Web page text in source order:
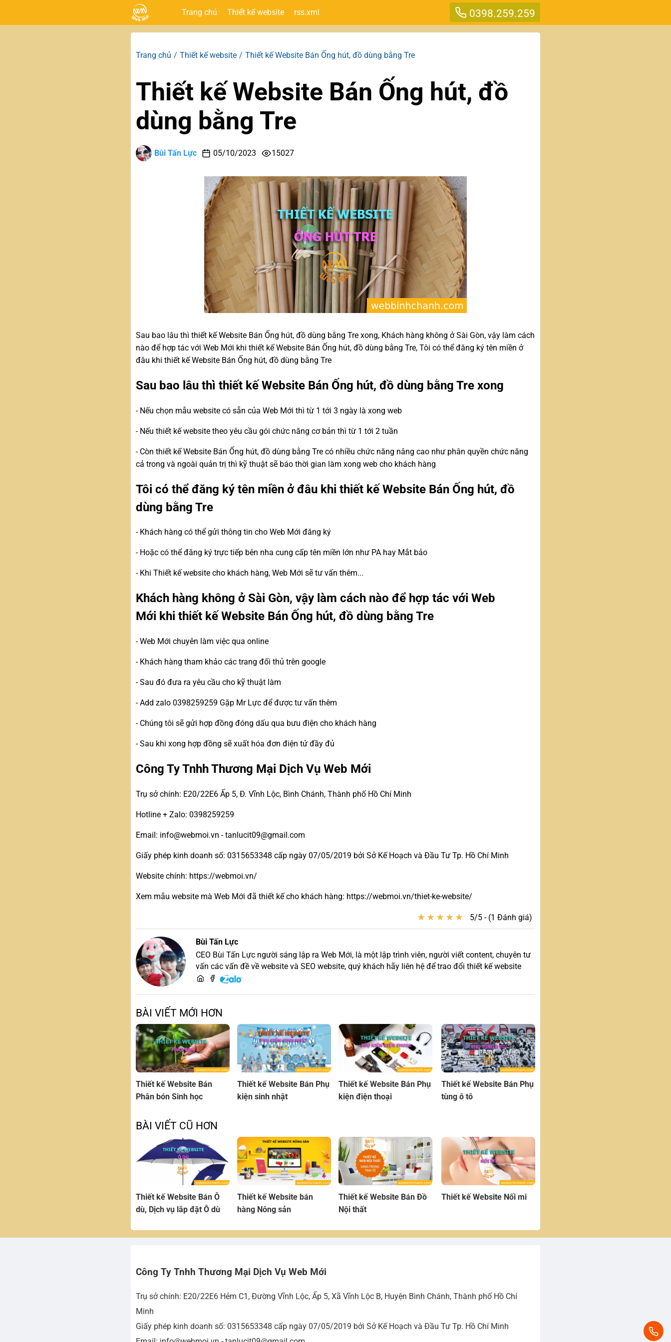
0398.259.259
Trang chủ Thiết kế website rss.xml
Trang chủ Thiết kế website Thiết kế Website Bán Ống hút, đồ dùng bằng Tre
Thiết kế Website Bán Ống hút, đồ
dùng bằng Tre
Bùi Tấn Lực 05/10/2023 15027
Sau bao lâu thì thiết kế Website Bán Ống hút, đồ dùng bằng Tre xong, Khách hàng không ở Sài Gòn, vậy làm cách
nào để hợp tác với Web Mới khi thiết kế Website Bán Ống hút, đồ dùng bằng Tre, Tôi có thể đăng ký tên miền ở
đâu khi thiết kế Website Bán Ống hút, đồ dùng bằng Tre
Sau bao lâu thì thiết kế Website Bán Ống hút, đồ dùng bằng Tre xong
- Nếu chọn mẫu website có sẵn của Web Mới thì từ 1 tới 3 ngày là xong web
- Nếu thiết kế website theo yêu cầu gói chức năng cơ bản thì từ 1 tới 2 tuần
- Còn thiết kế Website Bán Ống hút, đồ dùng bằng Tre có nhiều chức năng nâng cao như phân quyền chức năng
cả trong và ngoài quản trị thì kỹ thuật sẽ báo thời gian làm xong web cho khách hàng
Tôi có thể đăng ký tên miền ở đâu khi thiết kế Website Bán Ống hút, đồ
dùng bằng Tre
- Khách hàng có thể gửi thông tin cho Web Mới đăng ký
- Hoặc có thể đăng ký trực tiếp bên nha cung cấp tên miền lớn như PA hay Mắt bảo
- Khi Thiết kế website cho khách hàng, Web Mới sẽ tư vấn thêm...
Khách hàng không ở Sài Gòn, vậy làm cách nào để hợp tác với Web
Mới khi thiết kế Website Bán Ống hút, đồ dùng bằng Tre
- Web Mới chuyên làm việc qua online
- Khách hàng tham khảo các trang đối thủ trên google
- Sau đó đưa ra yêu cầu cho kỹ thuật làm
- Add zalo 0398259259 Gặp Mr Lực để được tư vấn thêm
- Chúng tôi sẽ gửi hợp đồng đóng dấu qua bưu điện cho khách hàng
- Sau khi xong hợp đồng sẽ xuất hóa đơn điện tử đầy đủ
Công Ty Tnhh Thương Mại Dịch Vụ Web Mới
Trụ sở chính: E20/22E6 Ấp 5, Đ. Vĩnh Lộc, Bình Chánh, Thành phố Hồ Chí Minh
Hotline + Zalo: 0398259259
Email: info@webmoi.vn - tanlucit09@gmail.com
Giấy phép kinh doanh số: 0315653348 cấp ngày 07/05/2019 bởi Sở Kế Hoạch và Đầu Tư Tp. Hồ Chí Minh
Website chính: https://webmoi.vn/
Xem mẫu website mà Web Mới đã thiết kế cho khách hàng: https://webmoi.vn/thiet-ke-website/
★ ★ ★ ★ ★
★ ★ ★ ★ ★ 5/5 - (1 Đánh giá)
Bùi Tấn Lực
CEO Bùi Tấn Lực người sáng lập ra Web Mới, là một lập trình viên, người viết content, chuyên tư
vấn các vấn đề về website và SEO website, quý khách hãy liên hệ để trao đổi thiết kế website
BÀI VIẾT MỚI HƠN
Thiết kế Website Bán
Phân bón Sinh học
Thiết kế Website Bán Phụ
kiện sinh nhật
Thiết kế Website Bán Phụ
kiện điện thoại
Thiết kế Website Bán Phụ
tùng ô tô
BÀI VIẾT CŨ HƠN
Thiết kế Website Bán Ô
dù, Dịch vụ lắp đặt Ô dù
Thiết kế Website bán
hàng Nông sản
Thiết kế Website Bán Đồ
Nội thất
Thiết kế Website Nối mi
Công Ty Tnhh Thương Mại Dịch Vụ Web Mới
Trụ sở chính: E20/22E6 Hẻm C1, Đường Vĩnh Lộc, Ấp 5, Xã Vĩnh Lộc B, Huyện Bình Chánh, Thành phố Hồ Chí
Minh
Giấy phép kinh doanh số: 0315653348 cấp ngày 07/05/2019 bởi Sở Kế Hoạch và Đầu Tư Tp. Hồ Chí Minh